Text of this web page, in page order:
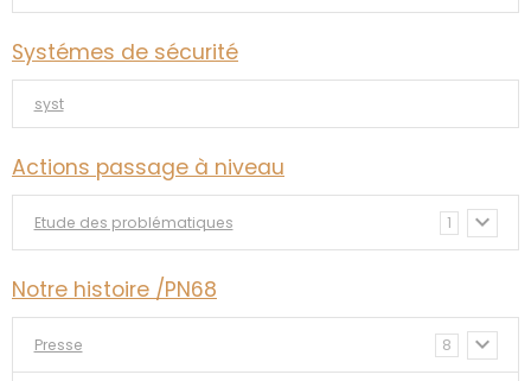
Systémes de sécurité
syst
Actions passage à niveau
Etude des problématiques 1
Notre histoire /PN68
Presse 8